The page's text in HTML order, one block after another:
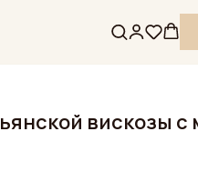
вискозы с